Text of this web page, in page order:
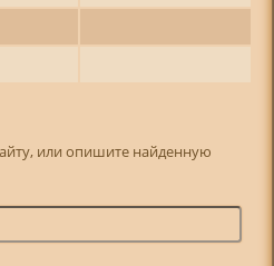
или опишите найденную